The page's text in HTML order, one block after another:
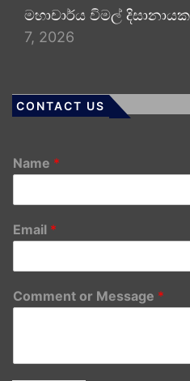
මහාචාර්ය විමල් දිසානායක
7, 2026
CONTACT US
Name *
Email *
Comment or Message *